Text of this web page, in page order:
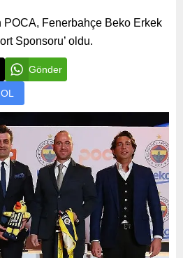
Fenerbahçe Beko Erkek
Sponsoru’ oldu.
Gönder